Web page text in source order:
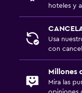
hoteles y
Usa
con
Millones
Mira las